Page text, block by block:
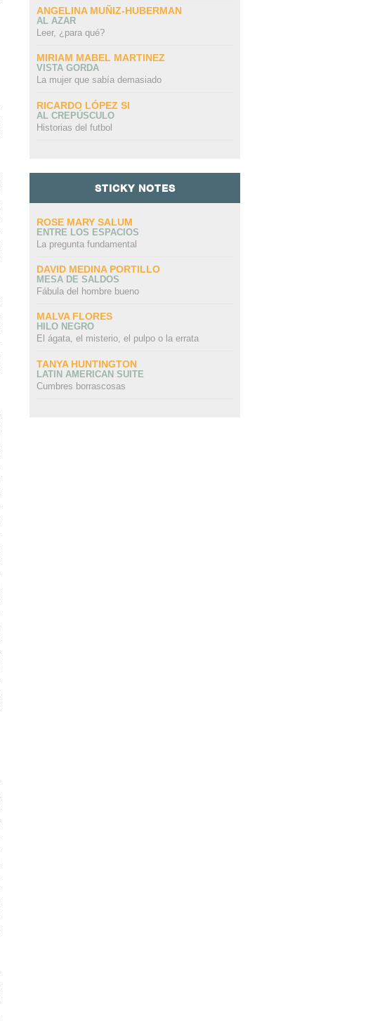
ANGELINA MUÑIZ-HUBERMAN
AL AZAR
Leer, ¿para qué?
MIRIAM MABEL MARTINEZ
VISTA GORDA
La mujer que sabía demasiado
RICARDO LÓPEZ SI
AL CREPÚSCULO
Historias del futbol
STICKY NOTES
ROSE MARY SALUM
ENTRE LOS ESPACIOS
La pregunta fundamental
DAVID MEDINA PORTILLO
MESA DE SALDOS
Fábula del hombre bueno
MALVA FLORES
HILO NEGRO
El ágata, el misterio, el pulpo o la errata
TANYA HUNTINGTON
LATIN AMERICAN SUITE
Cumbres borrascosas